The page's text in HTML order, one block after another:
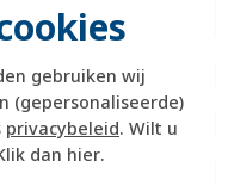
gebruiken wij
(gepersonaliseerde)
privacybeleid. Wilt u
dan hier.